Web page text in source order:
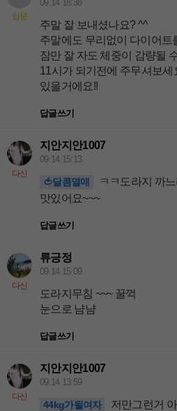
입문
09.14 18:38
주말 잘 보내셨나요? ^^
주말에도 무리없이 다이어트
잠만 잘 자도 체중이 감량될
11시가 되기전에 주무셔보세
있을거에요!!
답글쓰기
다신
지안지안1007
09.14 15:13
🍅달콤열매
ㅋㅋ도라지 까
맛있어요~~~
답글쓰기
다신
류긍정
09.14 15:09
도라지무침 ~~~ 꿀꺽
눈으로 냠냠
답글쓰기
다신
지안지안1007
09.14 13:59
44kg가될여자
저만그런거